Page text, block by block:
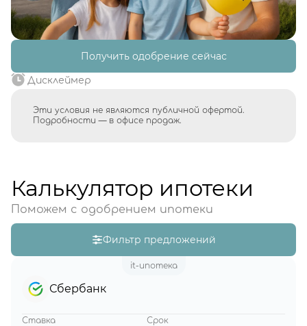
Получить одобрение сейчас
Дисклеймер
Эти условия не являются публичной офертой.
Подробности — в офисе продаж.
Калькулятор ипотеки
Поможем с одобрением ипотеки
Фильтр предложений
it-ипотека
Сбербанк
Ставка Срок